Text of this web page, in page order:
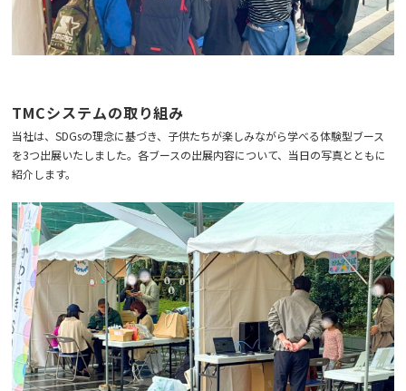
TMCシステムの取り組み
当社は、SDGsの理念に基づき、子供たちが楽しみながら学べる体験型ブース
を3つ出展いたしました。各ブースの出展内容について、当日の写真とともに
紹介します。